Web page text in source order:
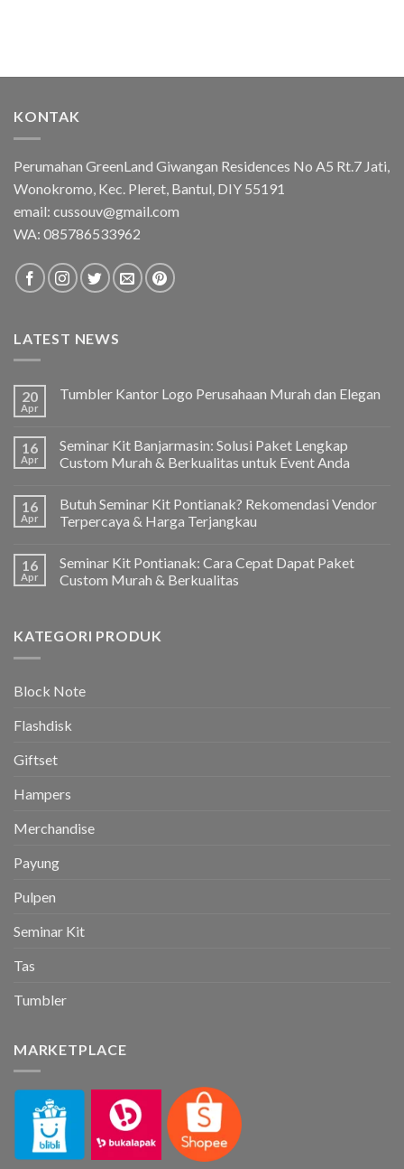
KONTAK
Perumahan GreenLand Giwangan Residences No A5 Rt.7 Jati,
Wonokromo, Kec. Pleret, Bantul, DIY 55191
email: cussouv@gmail.com
WA: 085786533962
LATEST NEWS
20
Apr
Tumbler Kantor Logo Perusahaan Murah dan Elegan
16
Apr
Seminar Kit Banjarmasin: Solusi Paket Lengkap
Custom Murah & Berkualitas untuk Event Anda
16
Apr
Butuh Seminar Kit Pontianak? Rekomendasi Vendor
Terpercaya & Harga Terjangkau
16
Apr
Seminar Kit Pontianak: Cara Cepat Dapat Paket
Custom Murah & Berkualitas
KATEGORI PRODUK
Block Note
Flashdisk
Giftset
Hampers
Merchandise
Payung
Pulpen
Seminar Kit
Tas
Tumbler
MARKETPLACE